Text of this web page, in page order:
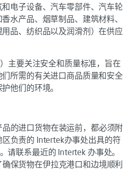
电子设备、汽车零部件、汽车轮
水产品、烟草制品、建筑材料、
品、纺织品以及润滑剂）在供应
主要关注安全和质量标准，旨在
所需的有关进口商品质量和安全
他们的环境。
的进口货物在装运前，都必须附
负责的 Intertek办事处出具的符
请联系最近的 Intertek 办事处。
保货物在伊拉克港口和边境顺利